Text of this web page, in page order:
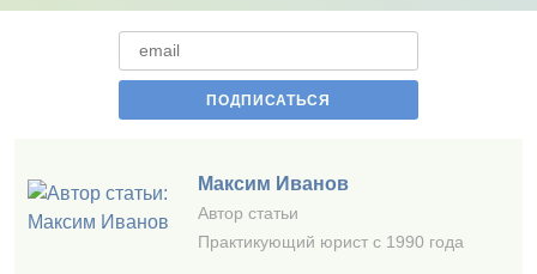
Максим Иванов
Автор статьи
Практикующий юрист с 1990 года